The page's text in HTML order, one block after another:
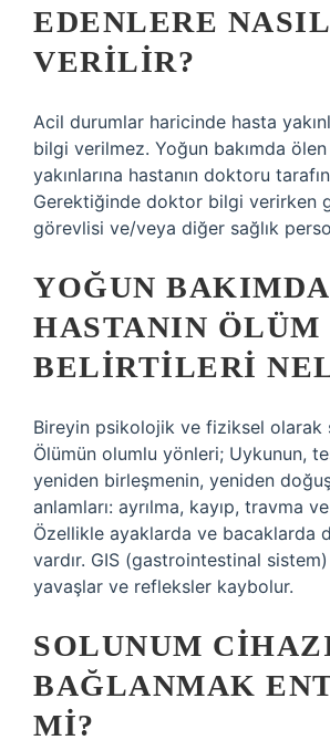
EDENLERE
VERILIR?
Acil durumlar haricinde hasta
bilgi verilmez. Yoğun bakımda ölen
yakınlarına hastanın doktoru
Gerektiğinde doktor bilgi verirken
görevlisi ve/veya diğer sağlık
YOĞUN
HASTANIN ÖLÜM
BELIRTILERI
Bireyin psikolojik ve fiziksel olarak
Ölümün olumlu yönleri; Uykunun,
yeniden birleşmenin, yeniden
anlamları: ayrılma, kayıp, travma
Özellikle ayaklarda ve bacaklarda
vardır. GIS (gastrointestinal
yavaşlar ve refleksler kaybolur.
SOLUNUM
BAĞLANMAK
MI?